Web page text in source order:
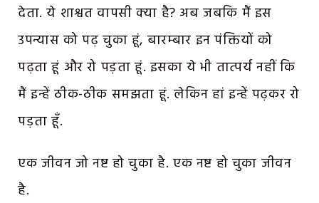
देता. ये शाश्वत वापसी क्या है? अब जबकि मैं इस
उपन्यास को पढ़ चुका हूं, बारम्बार इन पंक्तियों को
पढ़ता हूं और रो पड़ता हूं. इसका ये भी तात्पर्य नहीं कि
मैं इन्हें ठीक-ठीक समझता हूं. लेकिन हां इन्हें पढ़कर रो
पड़ता हूँ.
एक जीवन जो नष्ट हो चुका है. एक नष्ट हो चुका जीवन
है.